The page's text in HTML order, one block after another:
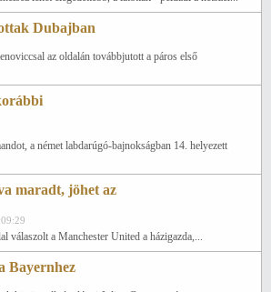
Dubajban
az oldalán továbbjutott a páros első
a német labdarúgó-bajnokságban 14. helyezett
maradt, jöhet az
válaszolt a Manchester United a házigazda,...
Bayernhez